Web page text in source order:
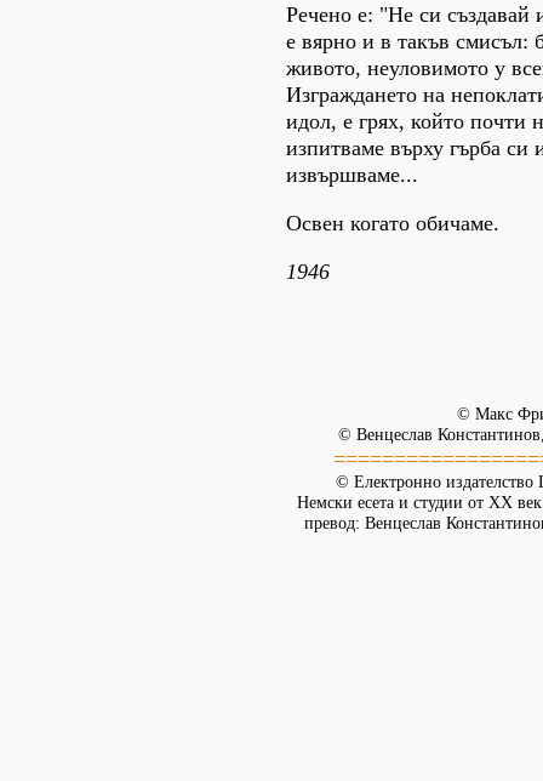
Речено е: "Не си създавай
е вярно и в такъв смисъл:
живото, неуловимото у
Изграждането на
идол, е грях, който почти
изпитваме върху гърба си
извършваме...
Освен когато обичаме.
1946
© Макс
© Венцеслав
© Електронно издателство
Немски есета и студии от XX
превод: Венцеслав